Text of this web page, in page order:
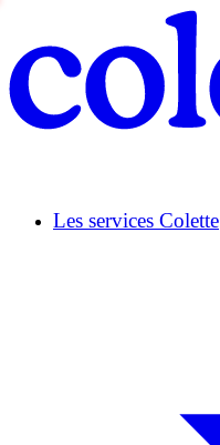
Les services Colette